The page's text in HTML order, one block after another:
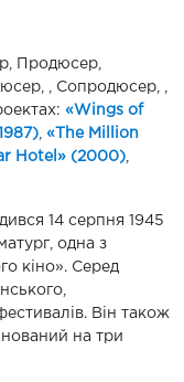
Продюсер,
, Сопродюсер, ,
«Wings of
«The Million
Hotel» (2000)
14 серпня 1945
одна з
кіно». Серед
Він також
на три